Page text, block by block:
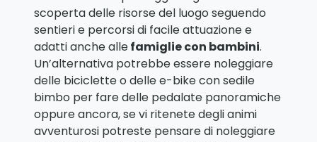
scoperta delle risorse del luogo seguendo
sentieri e percorsi di facile attuazione e
adatti anche allefamiglie con bambini.
Un’alternativa potrebbe essere noleggiare
delle biciclette o delle e-bike con sedile
bimbo per fare delle pedalate panoramiche
oppure ancora, se vi ritenete degli animi
avventurosi potreste pensare di noleggiare